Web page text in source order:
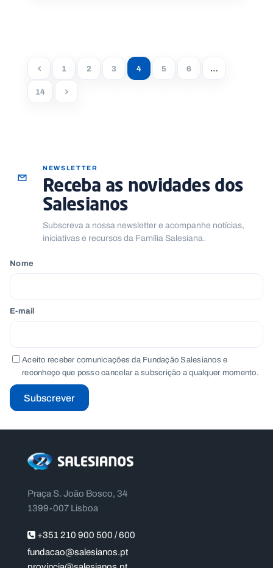
1 2 3 4 5 6
…
14
NEWSLETTER
Receba as novidades dos
Salesianos
Subscreva a nossa newsletter e acompanhe notícias,
iniciativas e recursos da Família Salesiana.
Nome
E-mail
Aceito receber comunicações da Fundação Salesianos e
reconheço que posso cancelar a subscrição a qualquer momento.
Subscrever
Praça S. João Bosco, 34
1399-007 Lisboa
+351 210 900 500 / 600
fundacao@salesianos.pt